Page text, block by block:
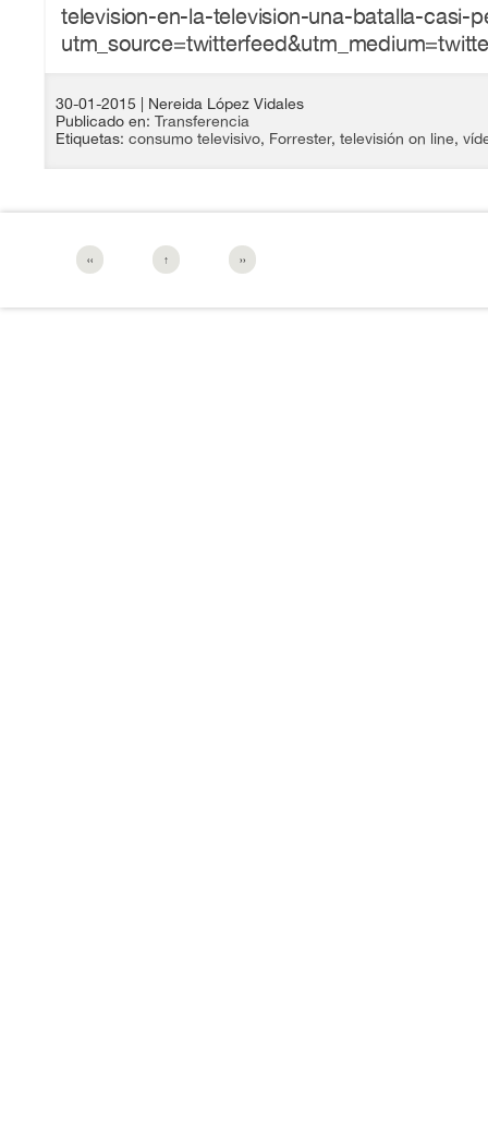
television-en-la-television-una-batalla-casi-
30-01-2015
| Nereida López Vidales
Publicado en: Transferencia
Etiquetas: consumo televisivo, Forrester, televisión on line,
‹‹ ↑ ››